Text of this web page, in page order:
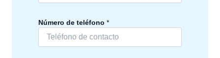
Número de teléfono*